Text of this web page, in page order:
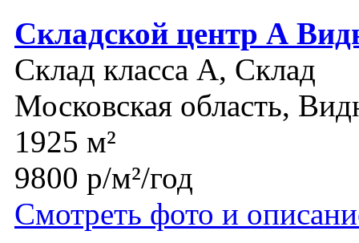
Складской центр А
Склад класса A, Склад
Московская область,
1925 м²
9800 р/м²/год
Смотреть фото и